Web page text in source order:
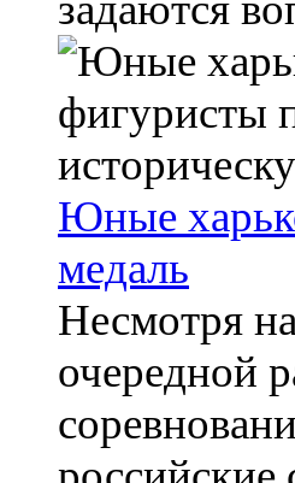
Юные
медаль
Несмотря
очередной